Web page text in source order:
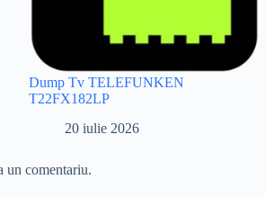
Dump Tv TELEFUNKEN
T22FX182LP
20 iulie 2026
un comentariu.